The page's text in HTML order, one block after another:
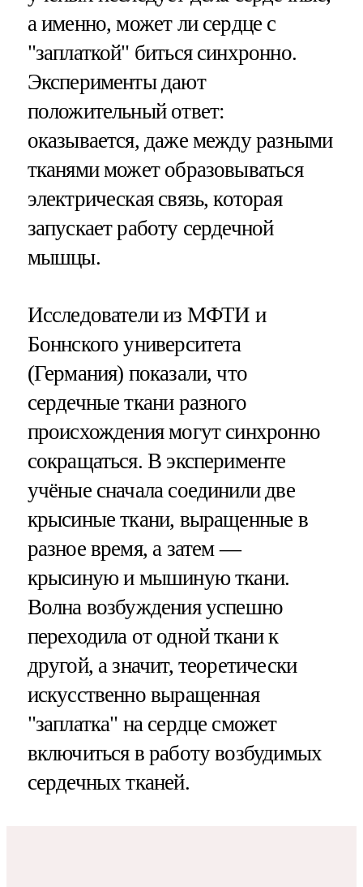
а именно, может ли сердце с
"заплаткой" биться синхронно.
Эксперименты дают
положительный ответ:
оказывается, даже между разными
тканями может образовываться
электрическая связь, которая
запускает работу сердечной
мышцы.
Исследователи из МФТИ и
Боннского университета
(Германия) показали, что
сердечные ткани разного
происхождения могут синхронно
сокращаться. В эксперименте
учёные сначала соединили две
крысиные ткани, выращенные в
разное время, а затем —
крысиную и мышиную ткани.
Волна возбуждения успешно
переходила от одной ткани к
другой, а значит, теоретически
искусственно выращенная
"заплатка" на сердце cможет
включиться в работу возбудимых
сердечных тканей.